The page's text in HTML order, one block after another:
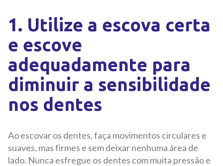
1. Utilize a escova certa
e escove
adequadamente para
diminuir a sensibilidade
nos dentes
Ao escovar os dentes, faça movimentos circulares e
suaves, mas firmes e sem deixar nenhuma área de
lado. Nunca esfregue os dentes com muita pressão e